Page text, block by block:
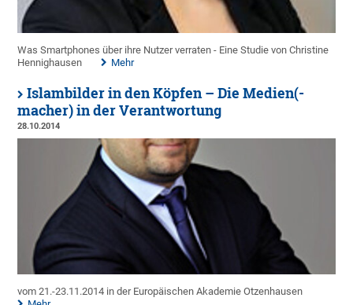
Was Smartphones über ihre Nutzer verraten - Eine Studie von Christine
Hennighausen
Mehr
Islambilder in den Köpfen – Die Medien(-
macher) in der Verantwortung
28.10.2014
vom 21.-23.11.2014 in der Europäischen Akademie Otzenhausen